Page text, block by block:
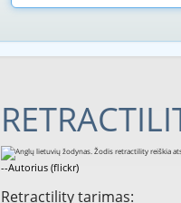
--Autorius (flickr)
Retractilitytarimas: